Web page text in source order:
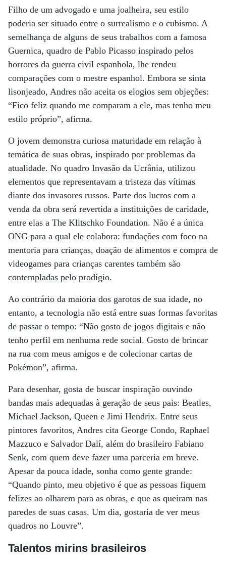
Filho de um advogado e uma joalheira, seu estilo
poderia ser situado entre o surrealismo e o cubismo. A
semelhança de alguns de seus trabalhos com a famosa
Guernica, quadro de Pablo Picasso inspirado pelos
horrores da guerra civil espanhola, lhe rendeu
comparações com o mestre espanhol. Embora se sinta
lisonjeado, Andres não aceita os elogios sem objeções:
“Fico feliz quando me comparam a ele, mas tenho meu
estilo próprio”, afirma.
O jovem demonstra curiosa maturidade em relação à
temática de suas obras, inspirado por problemas da
atualidade. No quadro Invasão da Ucrânia, utilizou
elementos que representavam a tristeza das vítimas
diante dos invasores russos. Parte dos lucros com a
venda da obra será revertida a instituições de caridade,
entre elas a The Klitschko Foundation. Não é a única
ONG para a qual ele colabora: fundações com foco na
mentoria para crianças, doação de alimentos e compra de
videogames para crianças carentes também são
contempladas pelo prodígio.
Ao contrário da maioria dos garotos de sua idade, no
entanto, a tecnologia não está entre suas formas favoritas
de passar o tempo: “Não gosto de jogos digitais e não
tenho perfil em nenhuma rede social. Gosto de brincar
na rua com meus amigos e de colecionar cartas de
Pokémon”, afirma.
Para desenhar, gosta de buscar inspiração ouvindo
bandas mais adequadas à geração de seus pais: Beatles,
Michael Jackson, Queen e Jimi Hendrix. Entre seus
pintores favoritos, Andres cita George Condo, Raphael
Mazzuco e Salvador Dalí, além do brasileiro Fabiano
Senk, com quem deve fazer uma parceria em breve.
Apesar da pouca idade, sonha como gente grande:
“Quando pinto, meu objetivo é que as pessoas fiquem
felizes ao olharem para as obras, e que as queiram nas
paredes de suas casas. Um dia, gostaria de ver meus
quadros no Louvre”.
Talentos mirins brasileiros